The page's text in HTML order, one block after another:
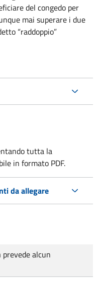
del congedo per
mai superare i due
“raddoppio”
tutta la
in formato PDF.
da allegare
alcun